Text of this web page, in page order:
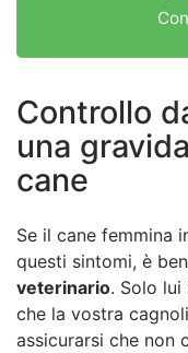
Controllo
una
cane
Se il cane femmina
questi sintomi, è
veterinario. Solo
che la vostra
assicurarsi che non